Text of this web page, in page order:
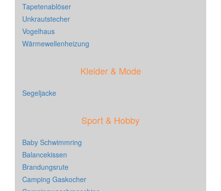
Tapetenablöser
Unkrautstecher
Vogelhaus
Wärmewellenheizung
Kleider & Mode
Segeljacke
Sport & Hobby
Baby Schwimmring
Balancekissen
Brandungsrute
Camping Gaskocher